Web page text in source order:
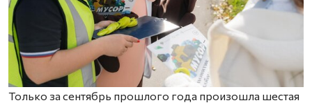
Только за сентябрь прошлого года произошла шестая